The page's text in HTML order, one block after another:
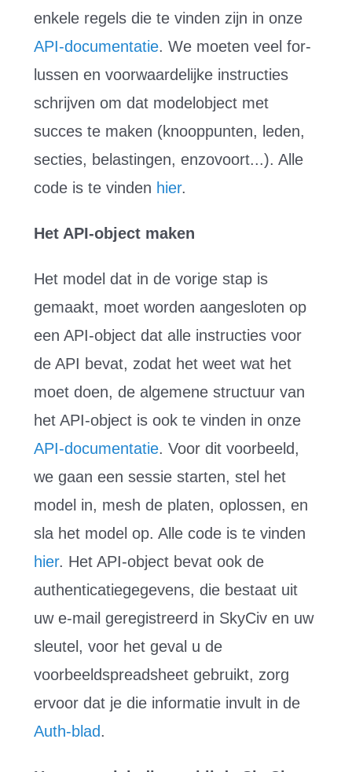
enkele regels die te vinden zijn in onze
API-documentatie. We moeten veel for-
lussen en voorwaardelijke instructies
schrijven om dat modelobject met
succes te maken (knooppunten, leden,
secties, belastingen, enzovoort...). Alle
code is te vinden hier.
Het API-object maken
Het model dat in de vorige stap is
gemaakt, moet worden aangesloten op
een API-object dat alle instructies voor
de API bevat, zodat het weet wat het
moet doen, de algemene structuur van
het API-object is ook te vinden in onze
API-documentatie. Voor dit voorbeeld,
we gaan een sessie starten, stel het
model in, mesh de platen, oplossen, en
sla het model op. Alle code is te vinden
hier. Het API-object bevat ook de
authenticatiegegevens, die bestaat uit
uw e-mail geregistreerd in SkyCiv en uw
sleutel, voor het geval u de
voorbeeldspreadsheet gebruikt, zorg
ervoor dat je die informatie invult in de
Auth-blad.